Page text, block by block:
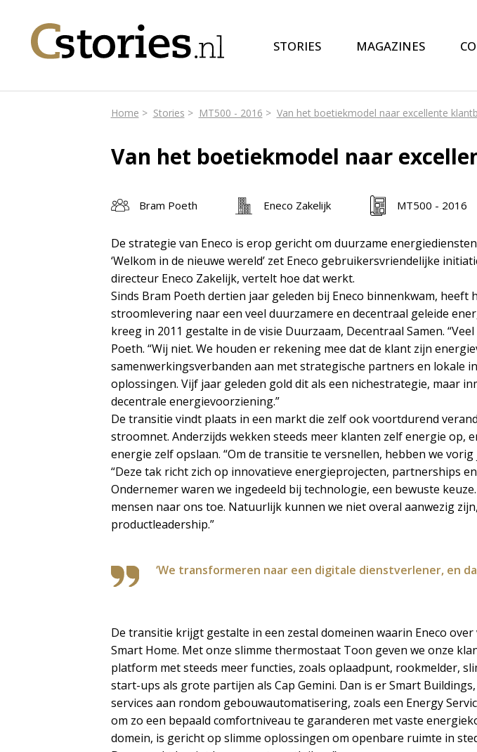
STORIES MAGAZINES
Home Stories MT500 - 2016 Van het boetiekmodel naar excellente
Van het boetiekmodel naar
Bram Poeth Eneco Zakelijk MT500 - 2016
De strategie van Eneco is erop gericht om duurzame
‘Welkom in de nieuwe wereld’ zet Eneco gebruikersvriendelijke
directeur Eneco Zakelijk, vertelt hoe dat werkt.
Sinds Bram Poeth dertien jaar geleden bij Eneco binnenkwam,
stroomlevering naar een veel duurzamere en decentraal geleide
kreeg in 2011 gestalte in de visie Duurzaam, Decentraal Samen.
Poeth. “Wij niet. We houden er rekening mee dat de klant zijn
samenwerkingsverbanden aan met strategische partners en lokale
oplossingen. Vijf jaar geleden gold dit als een nichestrategie, maar
decentrale energievoorziening.”
De transitie vindt plaats in een markt die zelf ook voortdurend
stroomnet. Anderzijds wekken steeds meer klanten zelf energie op,
energie zelf opslaan. “Om de transitie te versnellen, hebben we
“Deze tak richt zich op innovatieve energieprojecten, partnerships
Ondernemer waren we ingedeeld bij technologie, een bewuste
mensen naar ons toe. Natuurlijk kunnen we niet overal aanwezig
productleadership.”
‘We transformeren naar een digitale dienstverlener, en
De transitie krijgt gestalte in een zestal domeinen waarin Eneco
Smart Home. Met onze slimme thermostaat Toon geven we onze
platform met steeds meer functies, zoals oplaadpunt, rookmelder,
start-ups als grote partijen als Cap Gemini. Dan is er Smart
services aan rondom gebouwautomatisering, zoals een Energy
om zo een bepaald comfortniveau te garanderen met vaste
domein, is gericht op slimme oplossingen om openbare ruimte in